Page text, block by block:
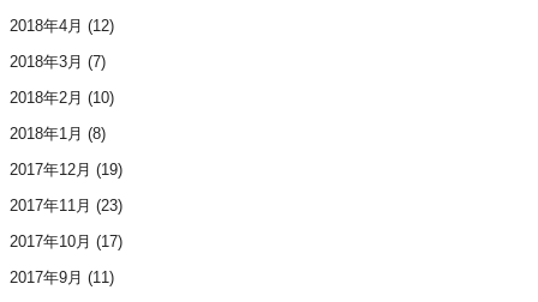
2018年4月 (12)
2018年3月 (7)
2018年2月 (10)
2018年1月 (8)
2017年12月 (19)
2017年11月 (23)
2017年10月 (17)
2017年9月 (11)